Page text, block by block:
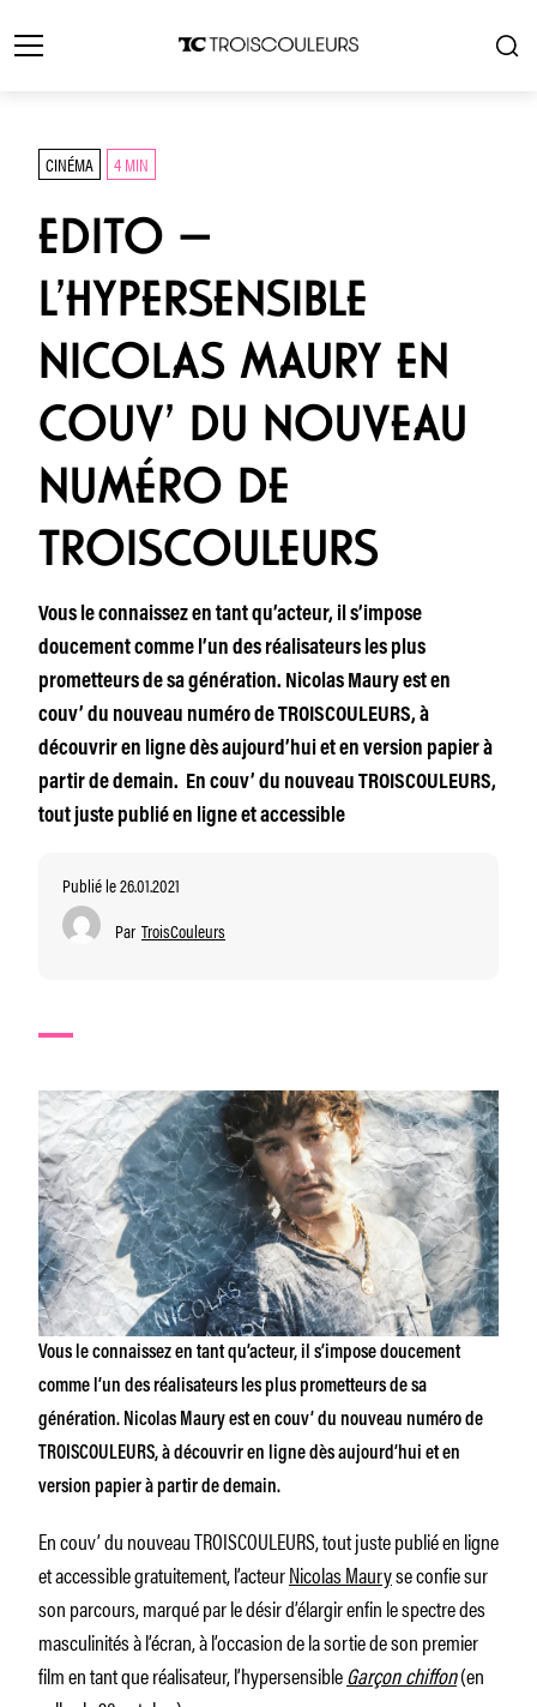
CINÉMA 4 MIN
EDITO —
L’HYPERSENSIBLE
NICOLAS MAURY EN
COUV’ DU NOUVEAU
NUMÉRO DE
TROISCOULEURS
Vous le connaissez en tant qu’acteur, il s’impose
doucement comme l’un des réalisateurs les plus
prometteurs de sa génération. Nicolas Maury est en
couv’ du nouveau numéro de TROISCOULEURS, à
découvrir en ligne dès aujourd’hui et en version papier à
partir de demain. En couv’ du nouveau TROISCOULEURS,
tout juste publié en ligne et accessible
Publié le 26.01.2021
Par TroisCouleurs
Vous le connaissez en tant qu’acteur, il s’impose doucement
comme l’un des réalisateurs les plus prometteurs de sa
génération. Nicolas Maury est en couv’ du nouveau numéro de
TROISCOULEURS, à découvrir en ligne dès aujourd’hui et en
version papier à partir de demain.
En couv’ du nouveau TROISCOULEURS, tout juste publié en ligne
et accessible gratuitement, l’acteurNicolas Mauryse confie sur
son parcours, marqué par le désir d’élargir enfin le spectre des
masculinités à l’écran, à l’occasion de la sortie de son premier
film en tant que réalisateur, l’hypersensibleGarçon chiffon(en